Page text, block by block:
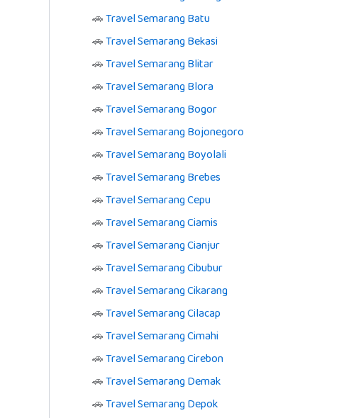
🚗Travel Semarang Batu
🚗Travel Semarang Bekasi
🚗Travel Semarang Blitar
🚗Travel Semarang Blora
🚗Travel Semarang Bogor
🚗Travel Semarang Bojonegoro
🚗Travel Semarang Boyolali
🚗Travel Semarang Brebes
🚗Travel Semarang Cepu
🚗Travel Semarang Ciamis
🚗Travel Semarang Cianjur
🚗Travel Semarang Cibubur
🚗Travel Semarang Cikarang
🚗Travel Semarang Cilacap
🚗Travel Semarang Cimahi
🚗Travel Semarang Cirebon
🚗Travel Semarang Demak
🚗Travel Semarang Depok